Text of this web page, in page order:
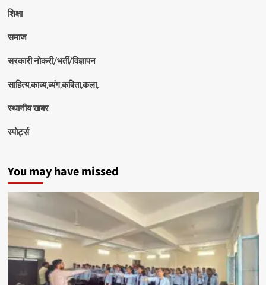
शिक्षा
समाज
सरकारी नोकरी/भर्ती/विज्ञापन
साहित्य,काव्य,व्यंग,कविता,कला,
स्थानीय खबर
स्पोर्ट्स
You may have missed